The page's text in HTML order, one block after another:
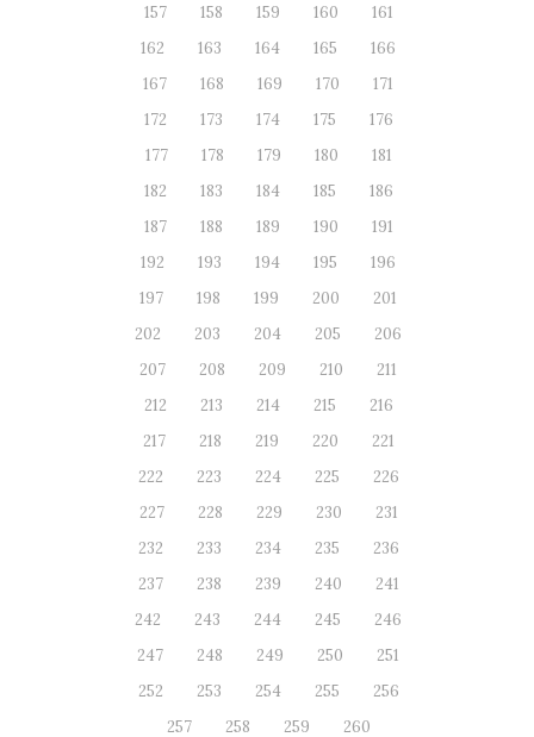
157
158 159 160
161
162
163 164 165
166
167
168 169 170
171
172
173 174 175
176
177
178 179 180
181
182
183 184 185
186
187
188 189 190
191
192
193 194 195
196
197
198 199 200
201
202
203 204 205
206
207
208 209 210
211
212
213 214 215
216
217
218 219 220
221
222
223 224 225
226
227
228 229 230
231
232
233 234 235
236
237
238 239 240
241
242
243 244 245
246
247
248 249 250
251
252
253 254 255
256
257
258 259 260